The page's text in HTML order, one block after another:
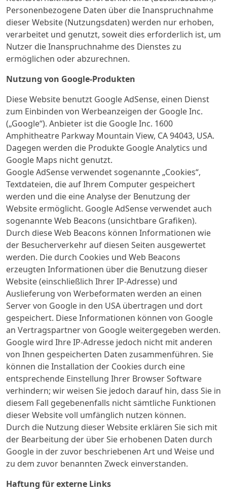
Personenbezogene Daten über die Inanspruchnahme
dieser Website (Nutzungsdaten) werden nur erhoben,
verarbeitet und genutzt, soweit dies erforderlich ist, um
Nutzer die Inanspruchnahme des Dienstes zu
ermöglichen oder abzurechnen.
Nutzung von Google-Produkten
Diese Website benutzt Google AdSense, einen Dienst
zum Einbinden von Werbeanzeigen der Google Inc.
(„Google“). Anbieter ist die Google Inc. 1600
Amphitheatre Parkway Mountain View, CA 94043, USA.
Dagegen werden die Produkte Google Analytics und
Google Maps nicht genutzt.
Google AdSense verwendet sogenannte „Cookies“,
Textdateien, die auf Ihrem Computer gespeichert
werden und die eine Analyse der Benutzung der
Website ermöglicht. Google AdSense verwendet auch
sogenannte Web Beacons (unsichtbare Grafiken).
Durch diese Web Beacons können Informationen wie
der Besucherverkehr auf diesen Seiten ausgewertet
werden. Die durch Cookies und Web Beacons
erzeugten Informationen über die Benutzung dieser
Website (einschließlich Ihrer IP-Adresse) und
Auslieferung von Werbeformaten werden an einen
Server von Google in den USA übertragen und dort
gespeichert. Diese Informationen können von Google
an Vertragspartner von Google weitergegeben werden.
Google wird Ihre IP-Adresse jedoch nicht mit anderen
von Ihnen gespeicherten Daten zusammenführen. Sie
können die Installation der Cookies durch eine
entsprechende Einstellung Ihrer Browser Software
verhindern; wir weisen Sie jedoch darauf hin, dass Sie in
diesem Fall gegebenenfalls nicht sämtliche Funktionen
dieser Website voll umfänglich nutzen können.
Durch die Nutzung dieser Website erklären Sie sich mit
der Bearbeitung der über Sie erhobenen Daten durch
Google in der zuvor beschriebenen Art und Weise und
zu dem zuvor benannten Zweck einverstanden.
Haftung für externe Links